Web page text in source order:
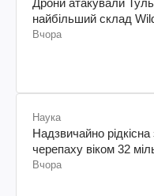
найбільший склад
Вчора
Наука
Надзвичайно
черепаху віком 32
Вчора